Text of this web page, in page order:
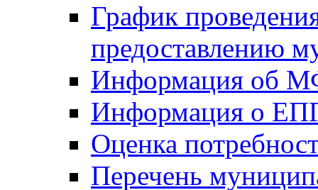
График
предоставлению
Информация об
Информация о
Оценка
Перечень